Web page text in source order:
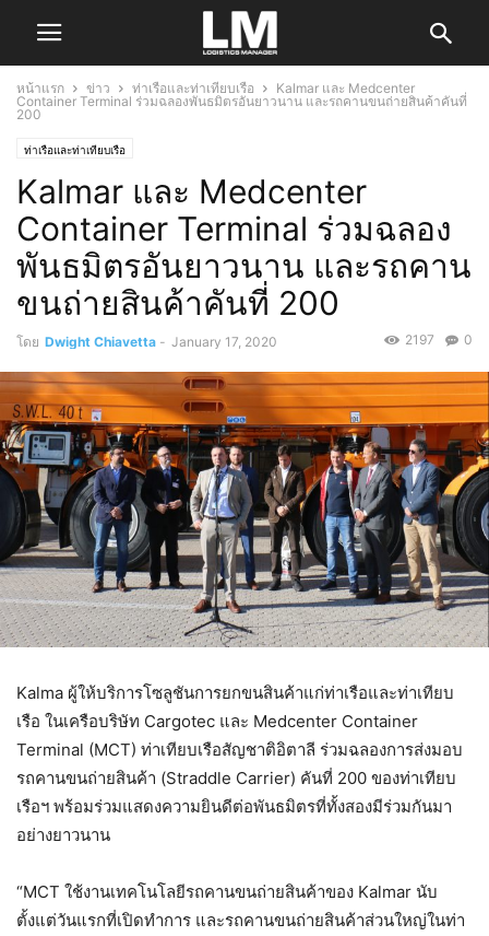
หน้าแรก ข่าว ท่าเรือและท่าเทียบเรือ
Kalmar และ Medcenter
Container Terminal ร่วมฉลองพันธมิตรอันยาวนาน และรถคานขนถ่ายสินค้าคันที่
200
ท่าเรือและท่าเทียบเรือ
Kalmar และ Medcenter
Container Terminal ร่วมฉลอง
พันธมิตรอันยาวนาน และรถคาน
ขนถ่ายสินค้าคันที่ 200
โดย Dwight Chiavetta - January 17, 2020 0
2197
Kalma ผู้ให้บริการโซลูชันการยกขนสินค้าแก่ท่าเรือและท่าเทียบ
เรือ ในเครือบริษัท Cargotec และ Medcenter Container
Terminal (MCT) ท่าเทียบเรือสัญชาติอิตาลี ร่วมฉลองการส่งมอบ
รถคานขนถ่ายสินค้า (Straddle Carrier) คันที่ 200 ของท่าเทียบ
เรือฯ พร้อมร่วมแสดงความยินดีต่อพันธมิตรที่ทั้งสองมีร่วมกันมา
อย่างยาวนาน
“MCT ใช้งานเทคโนโลยีรถคานขนถ่ายสินค้าของ Kalmar นับ
ตั้งแต่วันแรกที่เปิดทำการ และรถคานขนถ่ายสินค้าส่วนใหญ่ในท่า